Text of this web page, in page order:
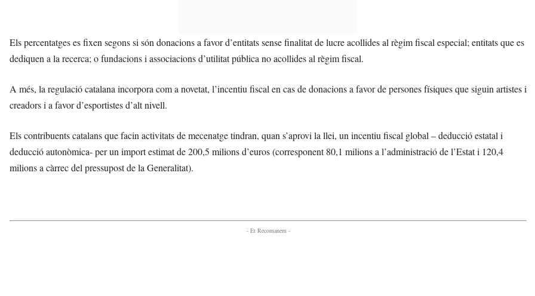
Els percentatges es fixen segons si són donacions a favor d’entitats sense finalitat de lucre acollides al règim fiscal especial; entitats que es
dediquen a la recerca; o fundacions i associacions d’utilitat pública no acollides al règim fiscal.
A més, la regulació catalana incorpora com a novetat, l’incentiu fiscal en cas de donacions a favor de persones físiques que siguin artistes i
creadorsi a favor d’esportistes d’alt nivell.
Els contribuents catalans que facin activitats de mecenatge tindran, quan s’aprovi la llei, un incentiu fiscal global – deducció estatal i
deducció autonòmica- per un import estimat de 200,5 milions d’euros (corresponent 80,1 milions a l’administració de l’Estat i 120,4
milions a càrrec del pressupost de la Generalitat).
- Et Recomanem -